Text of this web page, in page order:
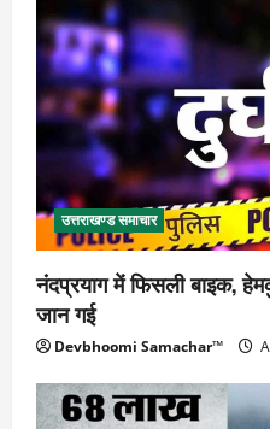
उत्तराखण्ड समाचार
नंदप्रयाग में फिसली बाइक,
जान गई
Devbhoomi Samachar™